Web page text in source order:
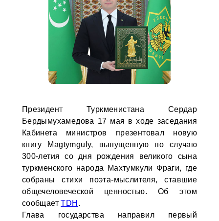
Президент Туркменистана Сердар
Бердымухамедова 17 мая в ходе заседания
Кабинета министров презентовал новую
книгу Magtymguly, выпущенную по случаю
300-летия со дня рождения великого сына
туркменского народа Махтумкули Фраги, где
собраны стихи поэта-мыслителя, ставшие
общечеловеческой ценностью. Об этом
сообщаетTDH .
Глава государства направил первый